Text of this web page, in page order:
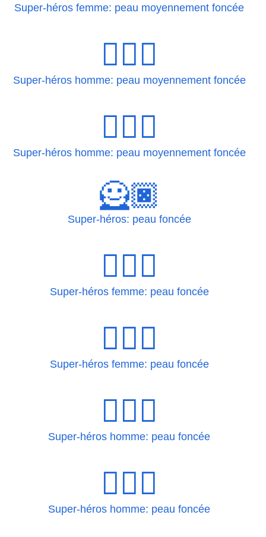
Super-héros femme: peau moyennement foncée
🦸🏾‍♂
Super-héros homme: peau moyennement foncée
🦸🏾‍♂️
Super-héros homme: peau moyennement foncée
🦸🏿
Super-héros: peau foncée
🦸🏿‍♀
Super-héros femme: peau foncée
🦸🏿‍♀️
Super-héros femme: peau foncée
🦸🏿‍♂
Super-héros homme: peau foncée
🦸🏿‍♂️
Super-héros homme: peau foncée